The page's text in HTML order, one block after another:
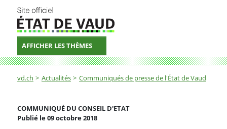
AFFICHER LES THÈMES
Fil d'Ariane
vd.ch Actualités Communiqués de presse de l'État de Vaud
Le Canton veut doper la réalisation d’aménagements
COMMUNIQUÉ DU CONSEIL D'ETAT
Publié le 09 octobre 2018